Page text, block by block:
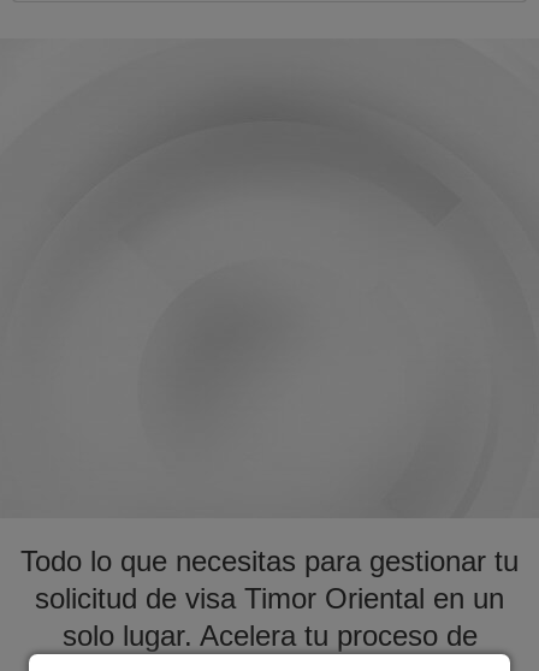
Todo lo que necesitas para gestionar tu
solicitud de visa Timor Oriental en un
solo lugar. Acelera tu proceso de